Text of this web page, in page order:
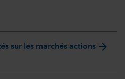
sur les marchés actions arrow_forward